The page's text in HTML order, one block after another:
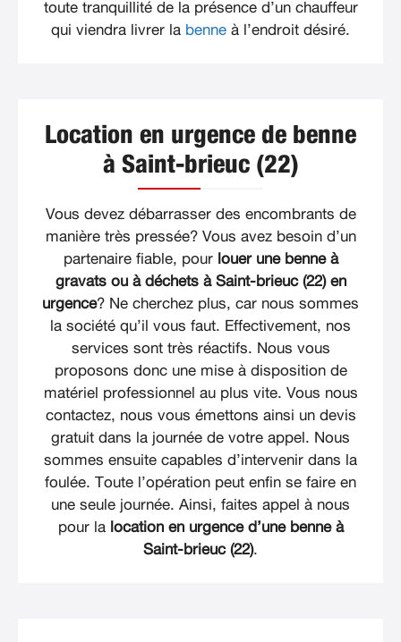
toute tranquillité de la présence d’un chauffeur
qui viendra livrer la benne à l’endroit désiré.
Location en urgence de benne
à Saint-brieuc (22)
Vous devez débarrasser des encombrants de
manière très pressée? Vous avez besoin d’un
partenaire fiable, pour louer une benne à
gravats ou à déchets à Saint-brieuc (22) en
urgence? Ne cherchez plus, car nous sommes
la société qu’il vous faut. Effectivement, nos
services sont très réactifs. Nous vous
proposons donc une mise à disposition de
matériel professionnel au plus vite. Vous nous
contactez, nous vous émettons ainsi un devis
gratuit dans la journée de votre appel. Nous
sommes ensuite capables d’intervenir dans la
foulée. Toute l’opération peut enfin se faire en
une seule journée. Ainsi, faites appel à nous
pour la location en urgence d’une benne à
Saint-brieuc (22).